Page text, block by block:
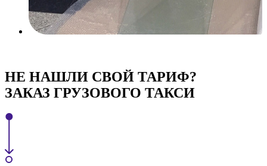
НЕ НАШЛИ СВОЙ ТАРИФ?
ЗАКАЗ ГРУЗОВОГО ТАКСИ